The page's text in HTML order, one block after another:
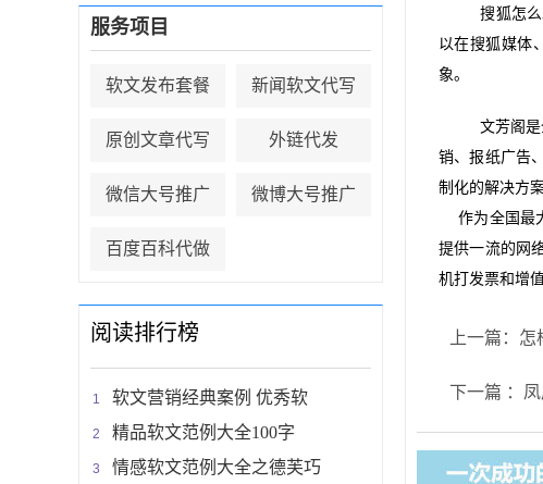
服务项目
软文发布套餐 新闻软文代写
原创文章代写 外链代发
微信大号推广 微博大号推广
百度百科代做
阅读排行榜
软文营销经典案例 优秀软
精品软文范例大全100字
情感软文范例大全之德芙巧
搜狐怎么
以在搜狐媒体
象。
文芳阁
销、报纸广告
制化的解决方
作为全国最
提供一流的网
机打发票和增
上一篇：
下一篇 ：